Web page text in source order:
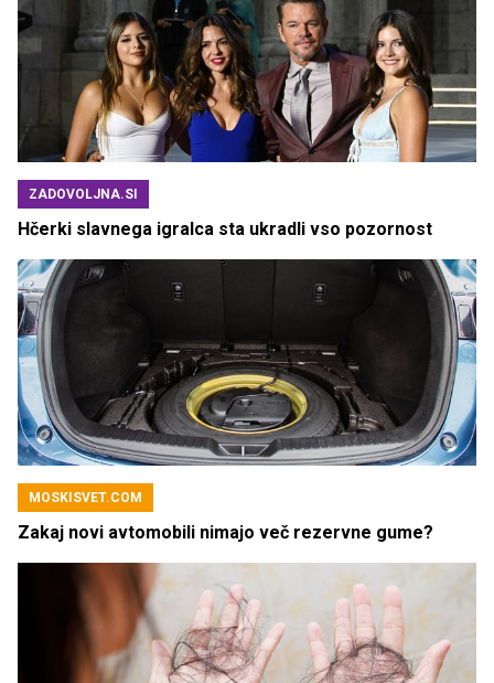
ZADOVOLJNA.SI
Hčerki slavnega igralca sta ukradli vso pozornost
MOSKISVET.COM
Zakaj novi avtomobili nimajo več rezervne gume?